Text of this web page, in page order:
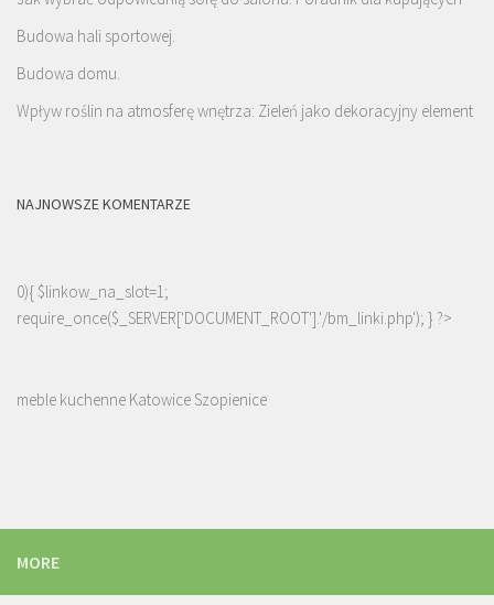
Budowa hali sportowej.
Budowa domu.
Wpływ roślin na atmosferę wnętrza: Zieleń jako dekoracyjny element
NAJNOWSZE KOMENTARZE
0){ $linkow_na_slot=1;
require_once($_SERVER['DOCUMENT_ROOT'].'/bm_linki.php'); } ?>
meble kuchenne Katowice Szopienice
MORE